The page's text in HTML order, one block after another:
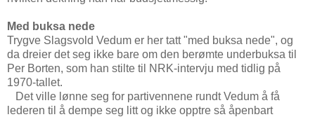
Med buksa nede
Trygve Slagsvold Vedum er her tatt "med buksa nede", og
da dreier det seg ikke bare om den berømte underbuksa til
Per Borten, som han stilte til NRK-intervju med tidlig på
1970-tallet.
Det ville lønne seg for partivennene rundt Vedum å få
lederen til å dempe seg litt og ikke opptre så åpenbart